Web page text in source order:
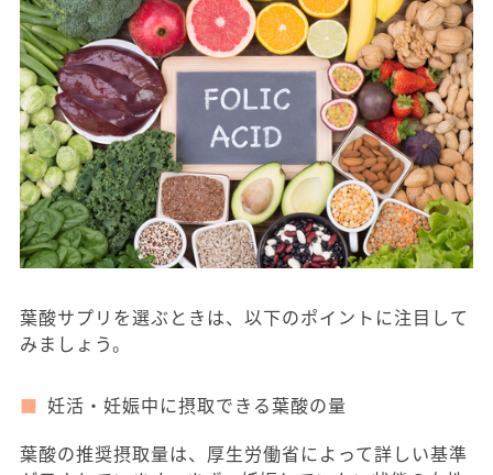
葉酸サプリを選ぶときは、以下のポイントに注目して
みましょう。
妊活・妊娠中に摂取できる葉酸の量
葉酸の推奨摂取量は、厚生労働省によって詳しい基準